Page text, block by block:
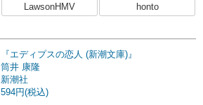
LawsonHMV
honto
『エディプスの恋人 (新潮文庫)』
筒井 康隆
新潮社
594円(税込)